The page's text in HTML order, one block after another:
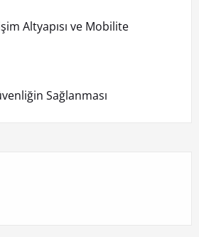
Altyapısı ve Mobilite
Sağlanması